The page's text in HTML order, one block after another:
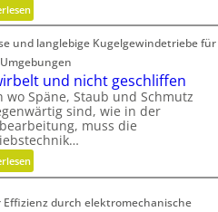
:
K
u
n
s
t
s
t
o
f
f
und langlebige Kugelgewindetriebe für
und nicht geschliffen
wo Späne, Staub und Schmutz
sind, wie in der
muss die
:
G
Effizienz durch elektromechanische